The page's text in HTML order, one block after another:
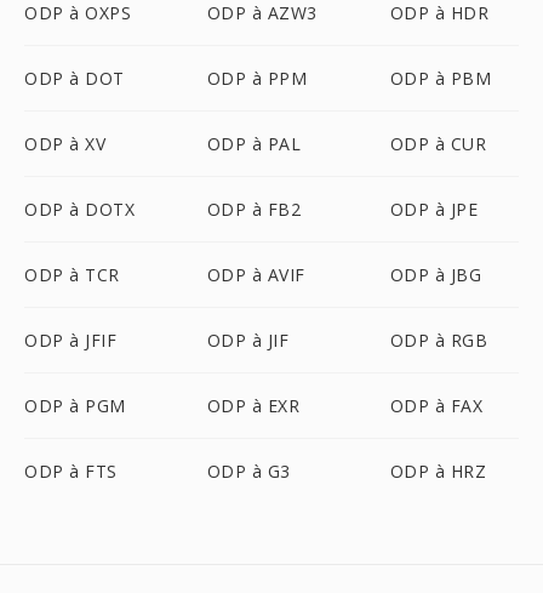
ODP à OXPS ODP à AZW3 ODP à HDR
ODP à DOT ODP à PPM ODP à PBM
ODP à XV ODP à PAL ODP à CUR
ODP à DOTX ODP à FB2 ODP à JPE
ODP à TCR ODP à AVIF ODP à JBG
ODP à JFIF ODP à JIF ODP à RGB
ODP à PGM ODP à EXR ODP à FAX
ODP à FTS ODP à G3 ODP à HRZ